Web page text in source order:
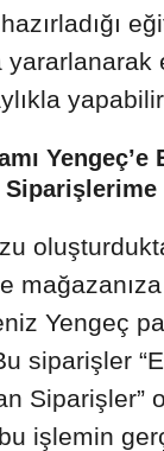
yararlanarak
Yengeç’e
Yengeç
siparişler
Siparişler”
işlemin